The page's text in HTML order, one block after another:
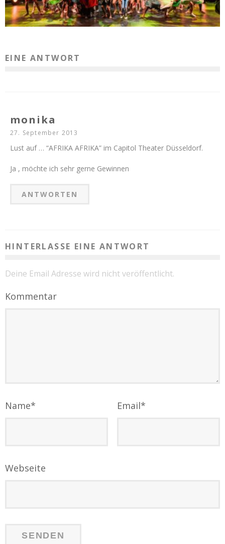
EINE ANTWORT
monika
27. September 2013
Lust auf … “AFRIKA AFRIKA” im Capitol Theater Düsseldorf.
Ja , möchte ich sehr gerne Gewinnen
ANTWORTEN
HINTERLASSE EINE ANTWORT
Deine Email Adresse wird nicht veröffentlicht.
Kommentar
Name* Email*
Webseite